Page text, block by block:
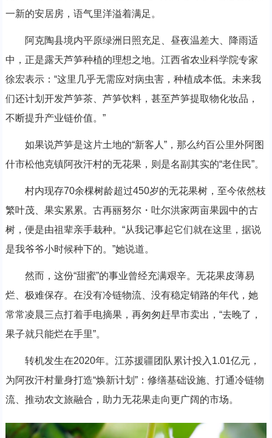
一新的安居房，语气里洋溢着满足。
阿克陶县境内平原绿洲日照充足、昼夜温差大、降雨适
中，正是露天芦笋种植的理想之地。江西省农业科学院专家
徐宏表示：“这里几乎无需应对病虫害，种植成本低。未来我
们还计划开发芦笋茶、芦笋饮料，甚至芦笋提取物化妆品，
不断提升产业链价值。”
如果说芦笋是这片土地的“新客人”，那么约百公里外阿图
什市松他克镇阿孜汗村的无花果，则是名副其实的“老住民”。
村内现存70余棵树龄超过450岁的无花果树，至今依然枝
繁叶茂、果实累累。古再丽努尔・吐尔洪家两亩果园中的古
树，便是由祖辈亲手栽种。“从我记事起它们就在这里，据说
是我爷爷小时候种下的。”她说道。
然而，这份“甜蜜”的事业曾经充满艰辛。无花果皮薄易
烂、极难保存。在没有冷链物流、没有稳定销路的年代，她
常常凌晨三点打着手电摘果，再匆匆赶早市卖出，“去晚了，
果子就只能烂在手里”。
转机发生在2020年。江苏援疆团队累计投入1.01亿元，
为阿孜汗村量身打造“焕新计划”：修缮基础设施、打通冷链物
流、推动农文旅融合，助力无花果走向更广阔的市场。